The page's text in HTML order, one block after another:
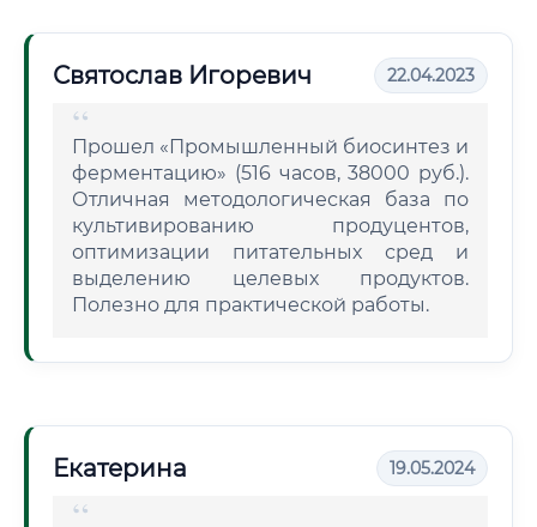
Святослав Игоревич 22.04.2023
Прошел «Промышленный биосинтез и
ферментацию» (516 часов, 38000 руб.).
Отличная методологическая база по
культивированию продуцентов,
оптимизации питательных сред и
выделению целевых продуктов.
Полезно для практической работы.
Екатерина 19.05.2024